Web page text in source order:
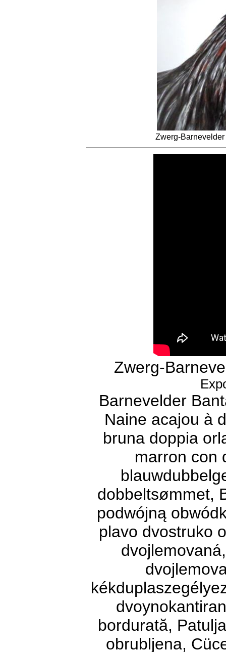
Zwerg-
Zwerg-
Barnevelder
Naine acajou à
bruna doppia
marron con
dobbeltsømmet,
podwójną
plavo dvostruko
bordurată,
obrubljena,